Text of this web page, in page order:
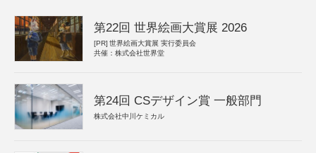
第22回 世界絵画大賞展 2026
[PR] 世界絵画大賞展 実行委員会
共催：株式会社世界堂
第24回 CSデザイン賞 一般部門
株式会社中川ケミカル